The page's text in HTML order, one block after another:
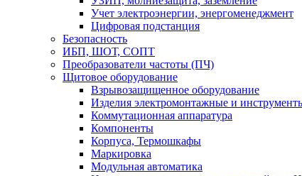
Учет электроэнергии, энергоменеджмент
Цифровая подстанция
Безопасность
ИБП, ШОТ, СОПТ
Преобразователи частоты (ПЧ)
Щитовое оборудование
Взрывозащищенное оборудование
Изделия электромонтажные и
Коммутационная аппаратура
Компоненты
Корпуса, Термошкафы
Маркировка
Модульная автоматика